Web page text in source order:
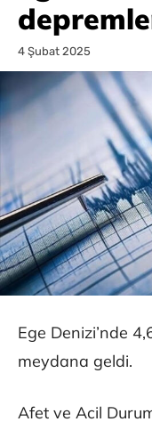
4 Şubat 2025
Ege Denizi’nde
meydana geldi.
Afet ve Acil